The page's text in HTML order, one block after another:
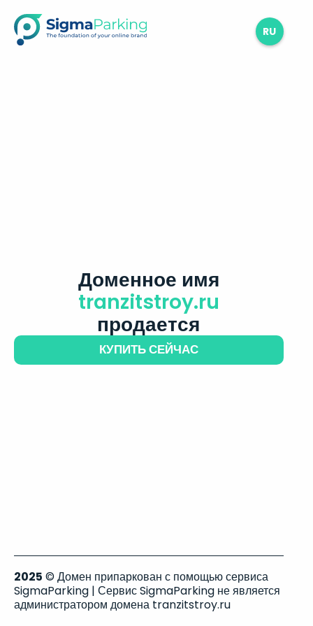
RU
Доменное имя
tranzitstroy.ru
продается
КУПИТЬ СЕЙЧАС
2025 © Домен припаркован с помощью сервиса
SigmaParking | Сервис SigmaParking не является
администратором домена tranzitstroy.ru